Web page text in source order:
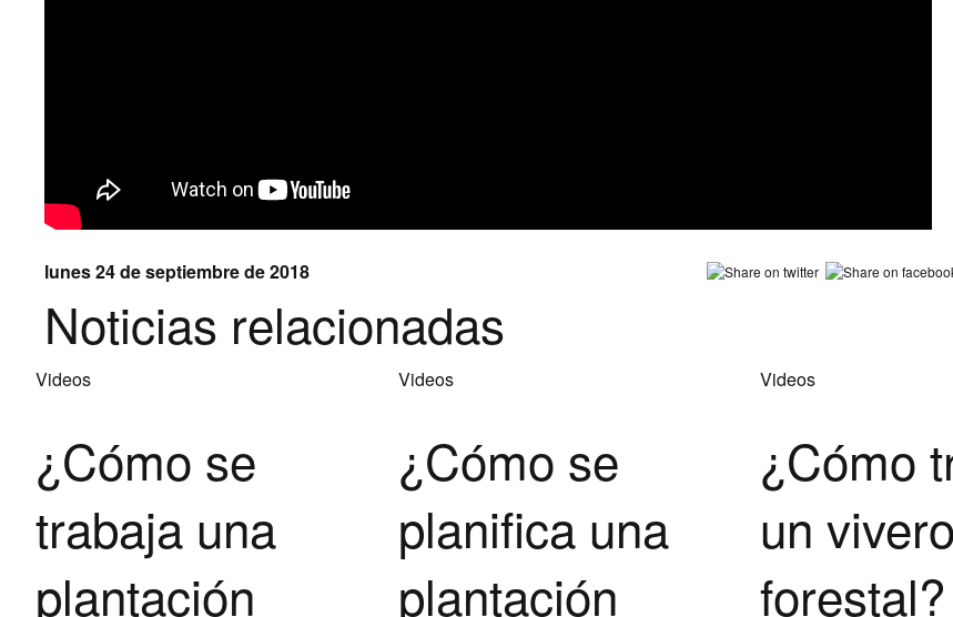
lunes 24 de septiembre de 2018
Noticias relacionadas
Videos
¿Cómo se
trabaja una
plantación
Videos
¿Cómo se
planifica una
plantación
Videos
¿Cómo
un vivero
forestal?